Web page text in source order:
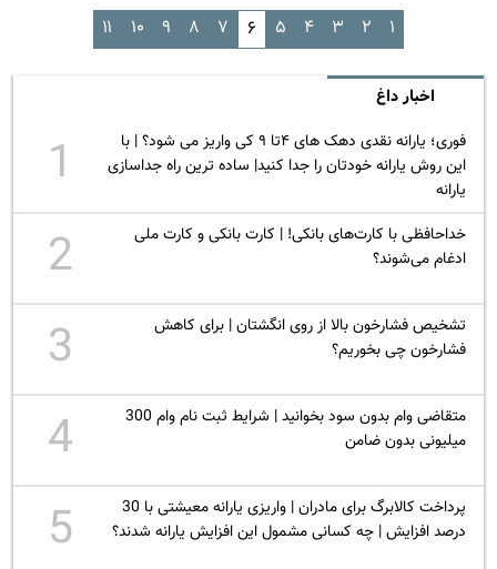
۱ ۲ ۳ ۴ ۵ ۶ ۷ ۸ ۹ ۱۰ ۱۱
اخبار داغ
فوری؛ یارانه نقدی دهک های ۴تا ۹ کی واریز می شود؟ | با
این روش یارانه خودتان را جدا کنید| ساده ترین راه جداسازی
یارانه
1
خداحافظی با کارت‌های بانکی! | کارت بانکی و کارت ملی
ادغام می‌شوند؟
2
تشخیص فشارخون بالا از روی انگشتان | برای کاهش
فشارخون چی بخوریم؟
3
متقاضی وام بدون سود بخوانید | شرایط ثبت نام وام 300
میلیونی بدون ضامن
4
پرداخت کالابرگ برای مادران | واریزی یارانه معیشتی با 30
درصد افزایش | چه کسانی مشمول این افزایش یارانه شدند؟
5